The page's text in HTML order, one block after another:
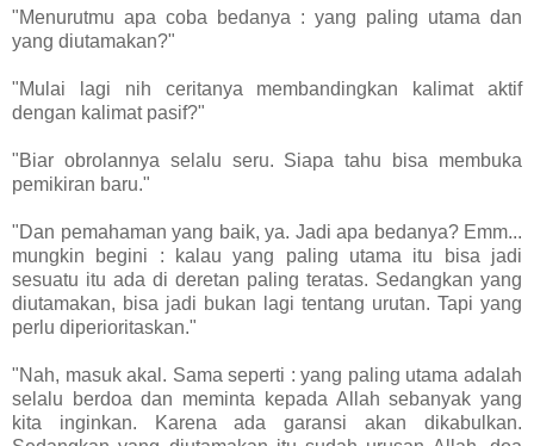
"Menurutmu apa coba bedanya : yang paling utama dan
yang diutamakan?"
"Mulai lagi nih ceritanya membandingkan kalimat aktif
dengan kalimat pasif?"
"Biar obrolannya selalu seru. Siapa tahu bisa membuka
pemikiran baru."
"Dan pemahaman yang baik, ya. Jadi apa bedanya? Emm...
mungkin begini : kalau yang paling utama itu bisa jadi
sesuatu itu ada di deretan paling teratas. Sedangkan yang
diutamakan, bisa jadi bukan lagi tentang urutan. Tapi yang
perlu diperioritaskan."
"Nah, masuk akal. Sama seperti : yang paling utama adalah
selalu berdoa dan meminta kepada Allah sebanyak yang
kita inginkan. Karena ada garansi akan dikabulkan.